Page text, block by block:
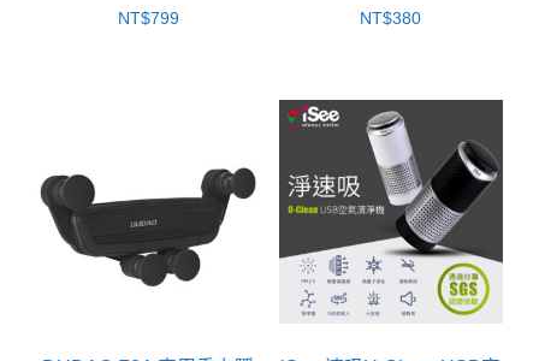
NT$799 NT$380